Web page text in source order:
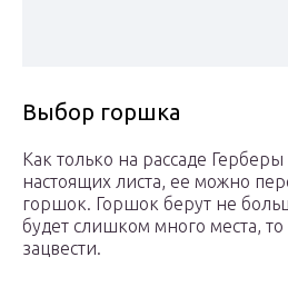
Выбор горшка
Как только на рассаде Герберы
настоящих листа, ее можно
горшок. Горшок берут не
будет слишком много места,
зацвести.